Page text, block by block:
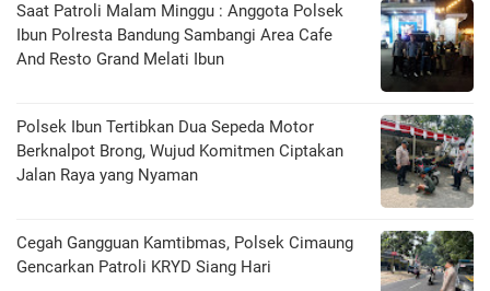
Saat Patroli Malam Minggu : Anggota Polsek
Ibun Polresta Bandung Sambangi Area Cafe
And Resto Grand Melati Ibun
Polsek Ibun Tertibkan Dua Sepeda Motor
Berknalpot Brong, Wujud Komitmen Ciptakan
Jalan Raya yang Nyaman
Cegah Gangguan Kamtibmas, Polsek Cimaung
Gencarkan Patroli KRYD Siang Hari